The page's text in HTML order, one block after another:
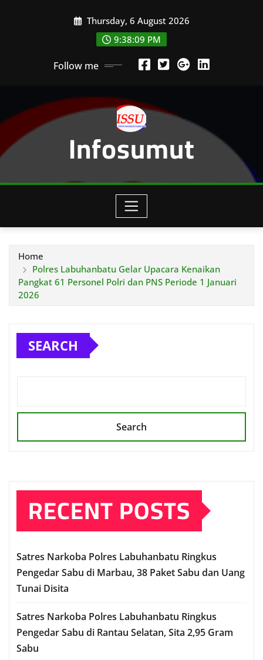
Thursday, 6 August 2026
9:38:11 PM
Follow me
Infosumut
Home
Polres Labuhanbatu Gelar Upacara Kenaikan
Pangkat 61 Personel Polri dan PNS Periode 1 Januari
2026
SEARCH
Search
RECENT POSTS
Satres Narkoba Polres Labuhanbatu Ringkus
Pengedar Sabu di Marbau, 38 Paket Sabu dan Uang
Tunai Disita
Satres Narkoba Polres Labuhanbatu Ringkus
Pengedar Sabu di Rantau Selatan, Sita 2,95 Gram
Sabu